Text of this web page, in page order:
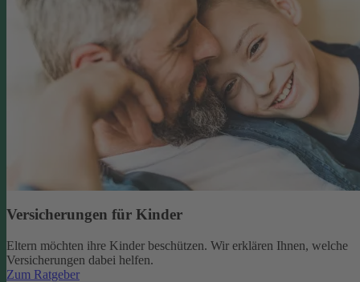
Versicherungen für Kinder
Eltern möchten ihre Kinder beschützen. Wir erklären Ihnen, welche
Versicherungen dabei helfen.
Zum Ratgeber